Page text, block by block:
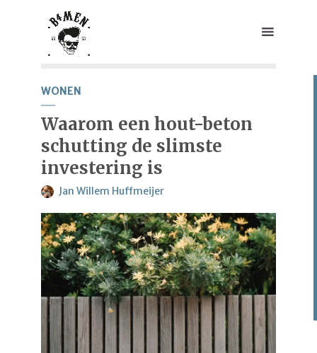
WONEN
Waarom een hout-beton
schutting de slimste
investering is
Jan Willem Huffmeijer